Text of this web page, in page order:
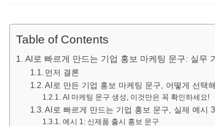
Table of Contents
AI로 빠르게 만드는 기업 홍보 마케팅 문구: 실무
먼저 결론
AI로 만든 기업 홍보 마케팅 문구, 어떻게 선택
AI 마케팅 문구 생성, 이것만은 꼭 확인하세요!
AI로 빠르게 만드는 기업 홍보 문구, 실제 예시
예시 1: 신제품 출시 홍보 문구